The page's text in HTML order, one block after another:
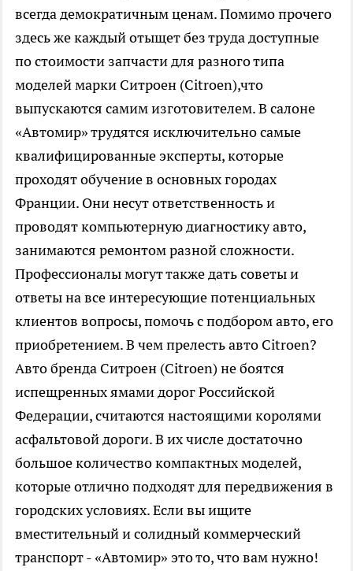
всегда демократичным ценам. Помимо прочего
здесь же каждый отыщет без труда доступные
по стоимости запчасти для разного типа
моделей марки Ситроен (Citroen),что
выпускаются самим изготовителем. В салоне
«Автомир» трудятся исключительно самые
квалифицированные эксперты, которые
проходят обучение в основных городах
Франции. Они несут ответственность и
проводят компьютерную диагностику авто,
занимаются ремонтом разной сложности.
Профессионалы могут также дать советы и
ответы на все интересующие потенциальных
клиентов вопросы, помочь с подбором авто, его
приобретением. В чем прелесть авто Citroen?
Авто бренда Ситроен (Citroen) не боятся
испещренных ямами дорог Российской
Федерации, считаются настоящими королями
асфальтовой дороги. В их числе достаточно
большое количество компактных моделей,
которые отлично подходят для передвижения в
городских условиях. Если вы ищите
вместительный и солидный коммерческий
транспорт - «Автомир» это то, что вам нужно!